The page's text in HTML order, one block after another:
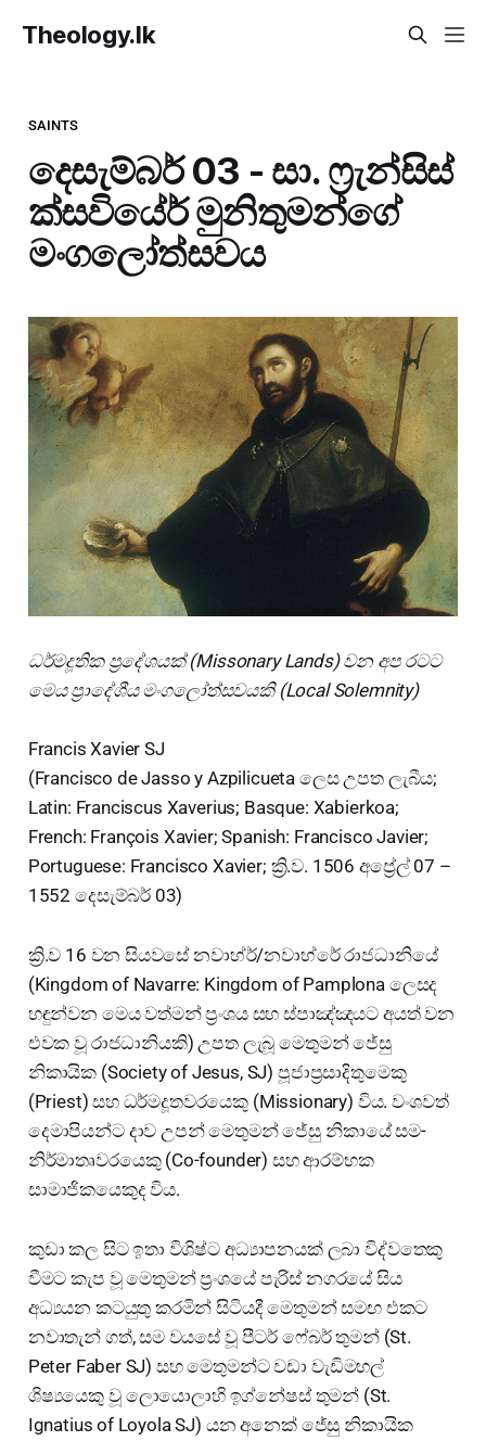
Theology.lk
SAINTS
දෙසැම්බර් 03 - සා. ෆ්‍රැන්සිස්
ක්සවියේර් මුනිතුමන්ගේ
මංගලෝත්සවය
ධර්මදූතික ප්‍රදේශයක් (Missonary Lands) වන අප රටට
මෙය ප්‍රාදේශීය මංගලෝත්සවයකි (Local Solemnity)
Francis Xavier SJ
(Francisco de Jasso y Azpilicueta ලෙස උපත ලැබීය;
Latin: Franciscus Xaverius; Basque: Xabierkoa;
French: François Xavier; Spanish: Francisco Javier;
Portuguese: Francisco Xavier; ක්‍රි.ව. 1506 අප්‍රේල් 07 –
1552 දෙසැම්බර් 03)
ක්‍රි.ව 16 වන සියවසේ නවාහ්ර්/නවාහ්රේ රාජධානියේ
(Kingdom of Navarre: Kingdom of Pamplona ලෙසද
හඳුන්වන මෙය වත්මන් ප්‍රංශය සහ ස්පාඤ්ඤයට අයත් වන
එවක වූ රාජධානියකි) උපත ලැබූ මෙතුමන් ජේසු
නිකායික (Society of Jesus, SJ) පූජාප්‍රසාදිතුමෙකු
(Priest) සහ ධර්මදූතවරයෙකු (Missionary) විය. වංශවත්
දෙමාපියන්ට දාව උපන් මෙතුමන් ජේසු නිකායේ සම-
නිර්මාතෘවරයෙකු (Co-founder) සහ ආරම්භක
සාමාජිකයෙකුද විය.
කුඩා කල සිට ඉතා විශිෂ්ට අධ්‍යාපනයක් ලබා විද්වතෙකු
වීමට කැප වූ මෙතුමන් ප්‍රංශයේ පැරිස් නගරයේ සිය
අධ්‍යයන කටයුතු කරමින් සිටියදී මෙතුමන් සමඟ එකට
නවාතැන් ගත්, සම වයසේ වූ පීටර් ෆේබර් තුමන් (St.
Peter Faber SJ) සහ මෙතුමන්ට වඩා වැඩිමහල්
ශිෂ්‍යයෙකු වූ ලොයොලාහි ඉග්නේෂස් තුමන් (St.
Ignatius of Loyola SJ) යන අනෙක් ජේසු නිකායික